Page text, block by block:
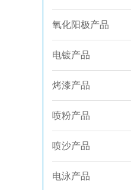
氧化阳极产品
电镀产品
烤漆产品
喷粉产品
喷沙产品
电泳产品